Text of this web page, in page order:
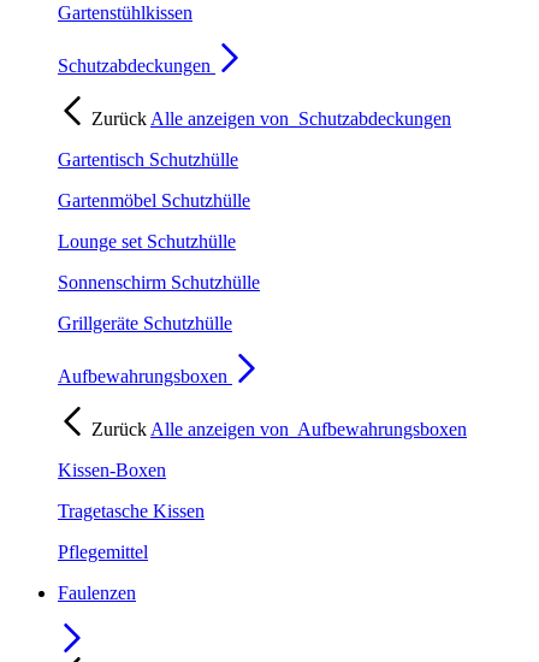
Gartenstühlkissen
Schutzabdeckungen
Zurück Alle anzeigen von Schutzabdeckungen
Gartentisch Schutzhülle
Gartenmöbel Schutzhülle
Lounge set Schutzhülle
Sonnenschirm Schutzhülle
Grillgeräte Schutzhülle
Aufbewahrungsboxen
Zurück Alle anzeigen von Aufbewahrungsboxen
Kissen-Boxen
Tragetasche Kissen
Pflegemittel
Faulenzen